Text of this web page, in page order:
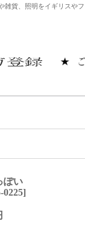
貨、照明をイギリスや
ぽい
0225]